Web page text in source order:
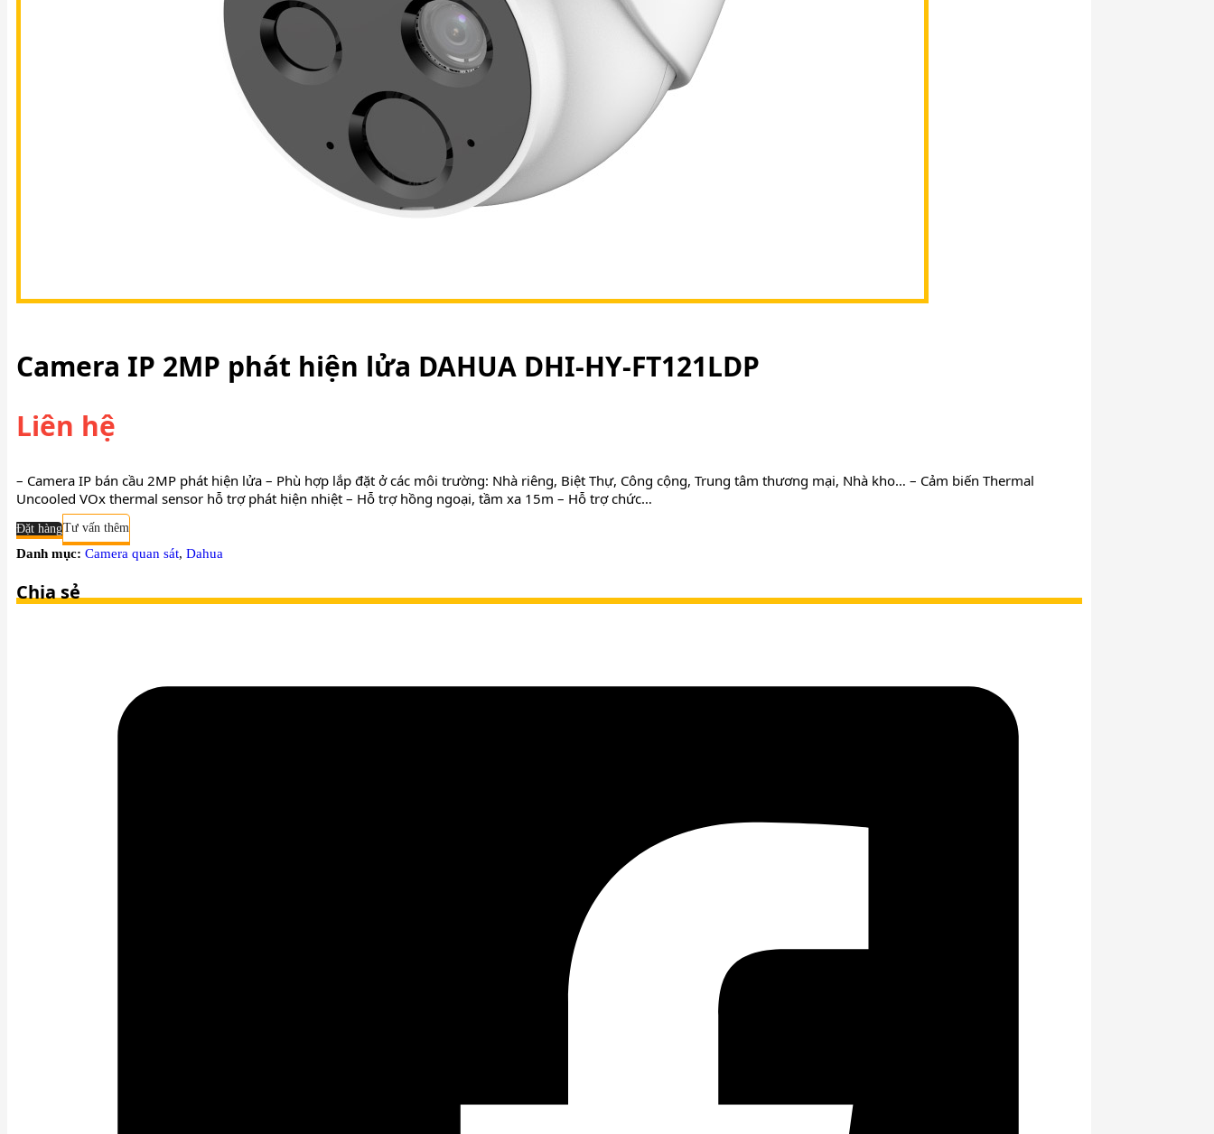
Camera IP 2MP phát hiện lửa DAHUA DHI-HY-FT121LDP
Liên hệ
– Camera IP bán cầu 2MP phát hiện lửa – Phù hợp lắp đặt ở các môi trường: Nhà riêng, Biệt Thự, Công cộng, Trung tâm thương mại, Nhà kho… – Cảm biến Thermal
Uncooled VOx thermal sensor hỗ trợ phát hiện nhiệt – Hỗ trợ hồng ngoại, tầm xa 15m – Hỗ trợ chức…
Đặt hàngTư vấn thêm
Danh mục: Camera quan sát, Dahua
Chia sẻ